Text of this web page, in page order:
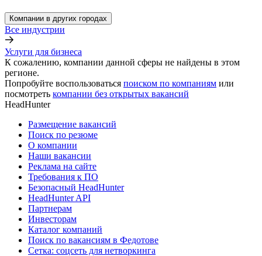
Компании в других городах
Все индустрии
Услуги для бизнеса
К сожалению, компании данной сферы не найдены в этом
регионе.
Попробуйте воспользоваться поиском по компаниям или
посмотреть компании без открытых вакансий
HeadHunter
Размещение вакансий
Поиск по резюме
О компании
Наши вакансии
Реклама на сайте
Требования к ПО
Безопасный HeadHunter
HeadHunter API
Партнерам
Инвесторам
Каталог компаний
Поиск по вакансиям в Федотове
Сетка: соцсеть для нетворкинга